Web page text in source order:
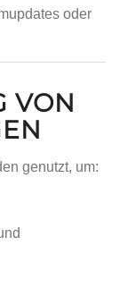
oder
VON
genutzt, um: